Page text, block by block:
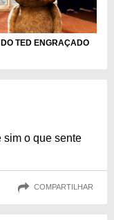
TED ENGRAÇADO
sim o que sente
COMPARTILHAR